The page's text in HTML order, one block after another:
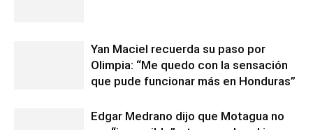
Yan Maciel recuerda su paso por
Olimpia: “Me quedo con la sensación
que pude funcionar más en Honduras”
Edgar Medrano dijo que Motagua no